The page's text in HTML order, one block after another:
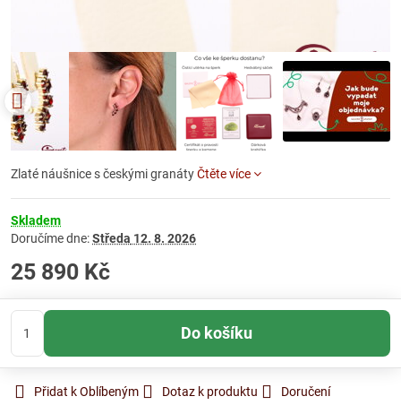
Zlaté náušnice s českými granátyČtěte více
Skladem
Doručíme dne:Středa 12. 8. 2026
25 890 Kč
Do košíku
Přidat k Oblíbeným Dotaz k produktu Doručení